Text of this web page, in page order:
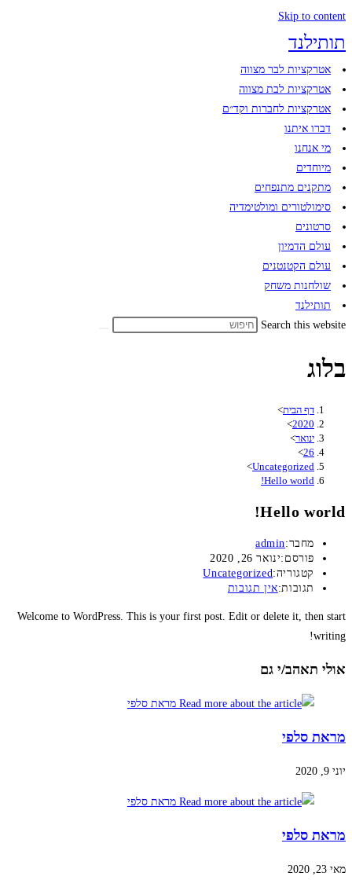
Skip to content
תותילנד
אטרקציות לבר מצווה
אטרקציות לבת מצווה
אטרקציות לחברות וקד״ם
דברו איתנו
מי אנחנו
מיוחדים
מתקנים מתנפחים​
סימולטורים ומולטימדיה​
סרטונים
עולם הדמיון​
עולם הקטנטנים
שולחנות משחק
תותילנד
Search this website
בלוג
דף הבית>
2020
>
ינואר>
26
>
Uncategorized
>
Hello world!
Hello world!
מחבר:admin
פורסם:ינואר 26, 2020
קטגוריה:Uncategorized
תגובות:אין תגובות
Welcome to WordPress. This is your first post. Edit or delete it, then start
writing!
אולי תאהב/י גם
מראת סלפי
יוני 9, 2020
מראת סלפי
מאי 23, 2020